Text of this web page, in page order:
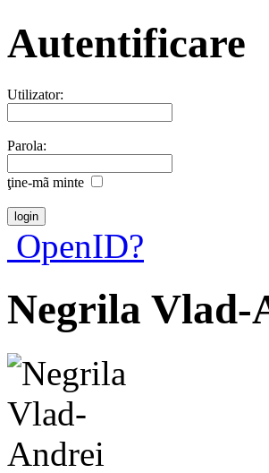
Autentificare
Utilizator:
Parola:
ţine-mã minte
OpenID?
Negrila Vlad-